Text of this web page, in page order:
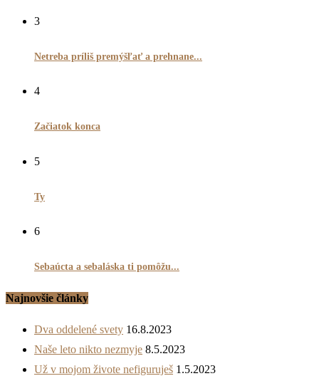
3
Netreba príliš premýšľať a prehnane...
4
Začiatok konca
5
Ty
6
Sebaúcta a sebaláska ti pomôžu...
Najnovšie články
Dva oddelené svety 16.8.2023
Naše leto nikto nezmyje 8.5.2023
Už v mojom živote nefiguruješ 1.5.2023